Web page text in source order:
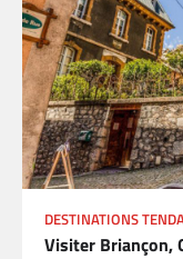
DESTINATIONS
Visiter Briançon,